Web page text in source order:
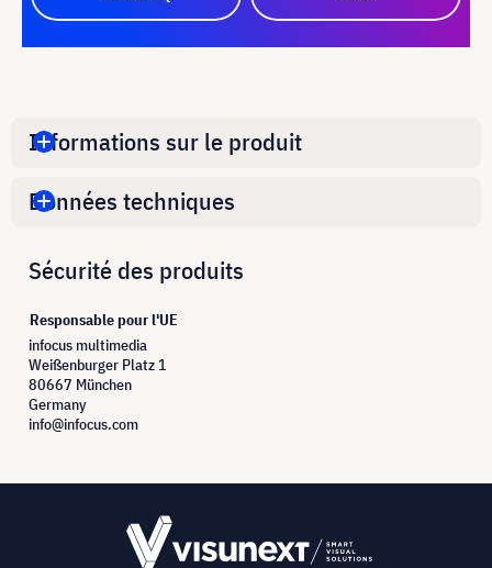
Informations sur le produit
Données techniques
Sécurité des produits
Responsable pour l'UE
infocus multimedia
Weißenburger Platz 1
80667 München
Germany
info@infocus.com